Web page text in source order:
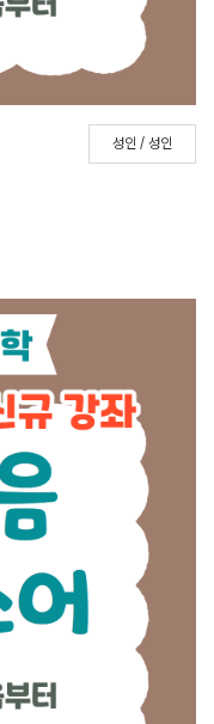
성인 / 성인